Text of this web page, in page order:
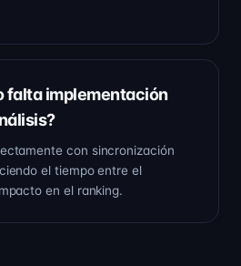
falta implementación
con sincronización
el tiempo entre el
en el ranking.